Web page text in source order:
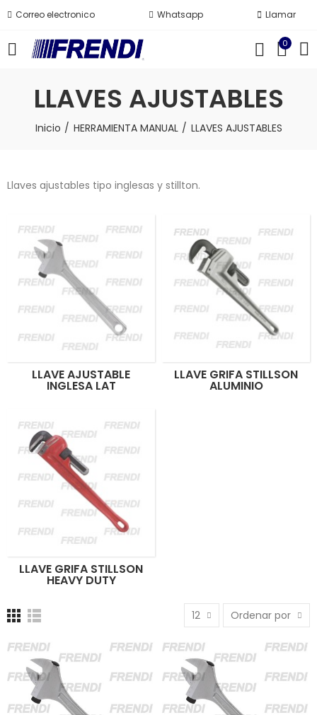
Correo electronico Whatsapp Llamar
0
LLAVES AJUSTABLES
Inicio HERRAMIENTA MANUAL LLAVES AJUSTABLES
Llaves ajustables tipo inglesas y stillton.
LLAVE AJUSTABLE
INGLESA LAT
LLAVE GRIFA STILLSON
ALUMINIO
LLAVE GRIFA STILLSON
HEAVY DUTY
12 Ordenar por